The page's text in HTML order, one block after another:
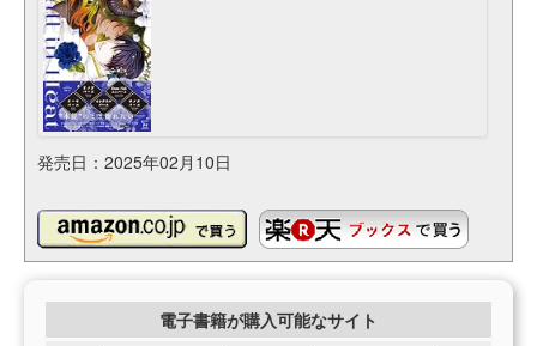
発売日：2025年02月10日
電子書籍が購入可能なサイト